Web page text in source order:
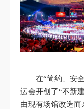
在“简约、安
运会开创了“不新
由现有场馆改造